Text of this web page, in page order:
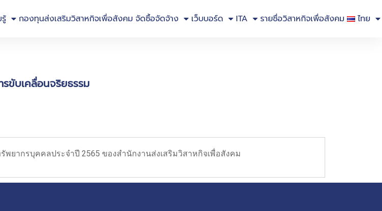
กองทุนส่งเสริมวิสาหกิจเพื่อสังคม จัดซื้อจัดจ้าง เว็บบอร์ด ITA รายชื่อวิสาหกิจเพื่อสังคม ไทย
รขับเคลื่อนจริยธรรม
พยากรบุคคลประจำปี 2565 ของสำนักงานส่งเสริมวิสาหกิจเพื่อสังคม